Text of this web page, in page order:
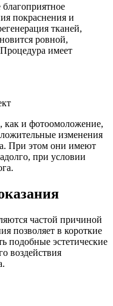
покраснения и
тканей,
ровной,
имеет
как и фотоомоложение,
изменения
При этом они имеют
при условии
частой причиной
позволяет в короткие
подобные эстетические
воздействия